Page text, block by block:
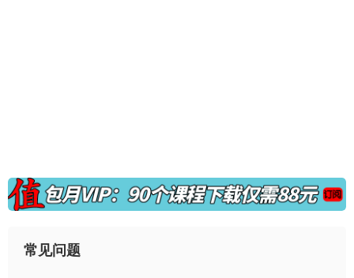
常见问题